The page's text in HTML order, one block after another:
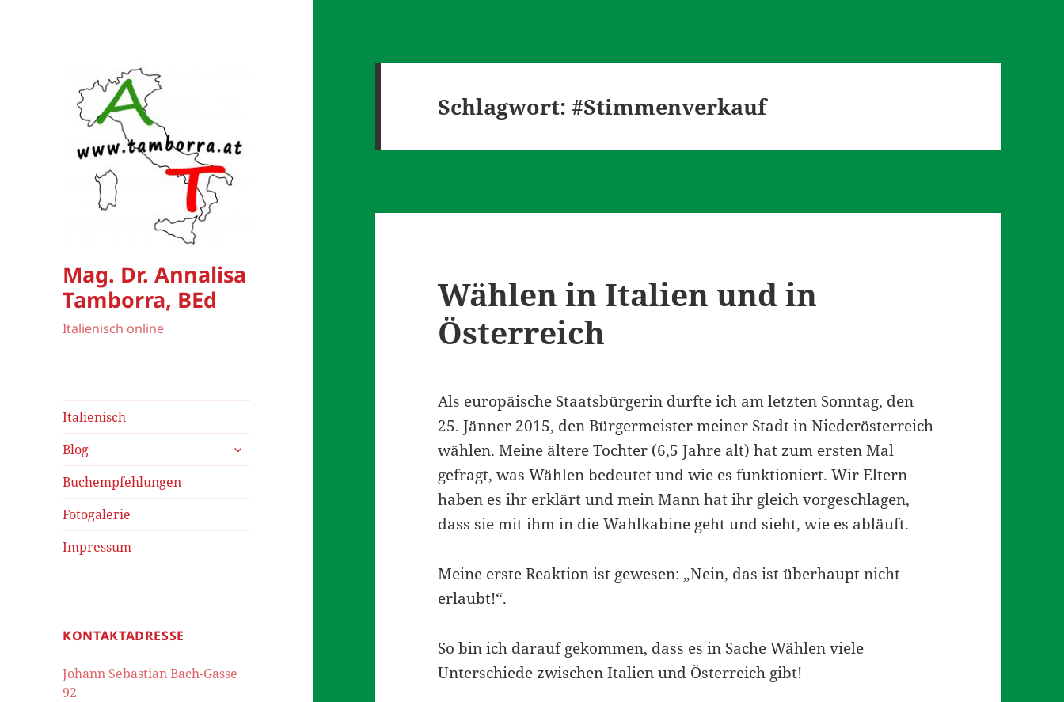
Mag. Dr. Annalisa
Tamborra, BEd
Italienisch online
Italienisch
Blog
untermenü
Buchempfehlungen
Fotogalerie
Impressum
KONTAKTADRESSE
Johann Sebastian Bach-Gasse
92
Schlagwort:#Stimmenverkauf
Wählen in Italien und in
Österreich
Als europäische Staatsbürgerin durfte ich am letzten Sonntag, den
25. Jänner 2015, den Bürgermeister meiner Stadt in Niederösterreich
wählen. Meine ältere Tochter (6,5 Jahre alt) hat zum ersten Mal
gefragt, was Wählen bedeutet und wie es funktioniert. Wir Eltern
haben es ihr erklärt und mein Mann hat ihr gleich vorgeschlagen,
dass sie mit ihm in die Wahlkabine geht und sieht, wie es abläuft.
Meine erste Reaktion ist gewesen: „Nein, das ist überhaupt nicht
erlaubt!“.
So bin ich darauf gekommen, dass es in Sache Wählen viele
Unterschiede zwischen Italien und Österreich gibt!